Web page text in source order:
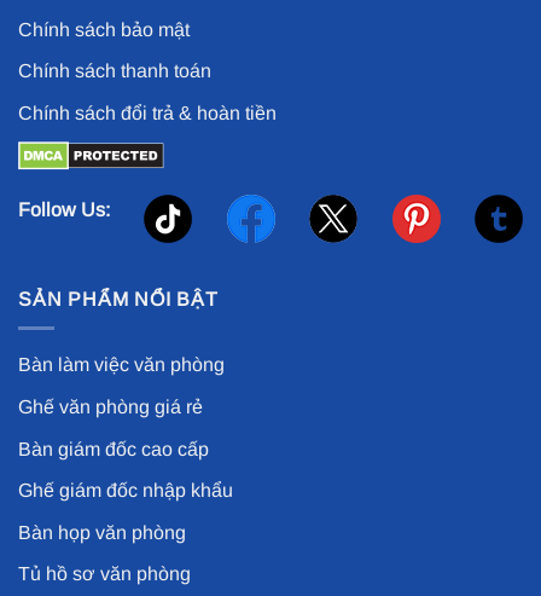
Chính sách bảo mật
Chính sách thanh toán
Chính sách đổi trả & hoàn tiền
Follow Us:
SẢN PHẨM NỔI BẬT
Bàn làm việc văn phòng
Ghế văn phòng giá rẻ
Bàn giám đốc cao cấp
Ghế giám đốc nhập khẩu
Bàn họp văn phòng
Tủ hồ sơ văn phòng